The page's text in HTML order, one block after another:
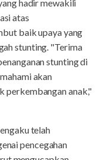
hadir mewakili
atas
baik upaya yang
stunting. "Terima
stunting di
akan
perkembangan anak,"
telah
pencegahan